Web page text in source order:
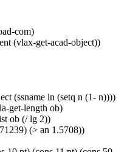
com)
(vlax-get-acad-object))
(ssname ln (setq n (1- n))))
length ob)
(/ lg 2))
(> an 1.5708))